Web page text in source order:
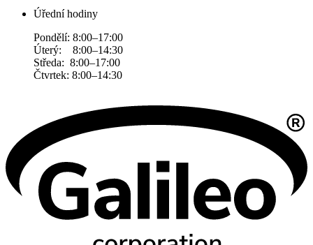
Úřední hodiny
Pondělí: 8:00–17:00
Úterý: 8:00–14:30
Středa: 8:00–17:00
Čtvrtek: 8:00–14:30